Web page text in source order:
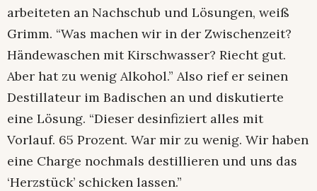
arbeiteten an Nachschub und Lösungen, weiß
Grimm. “Was machen wir in der Zwischenzeit?
Händewaschen mit Kirschwasser? Riecht gut.
Aber hat zu wenig Alkohol.” Also rief er seinen
Destillateur im Badischen an und diskutierte
eine Lösung. “Dieser desinfiziert alles mit
Vorlauf. 65 Prozent. War mir zu wenig. Wir haben
eine Charge nochmals destillieren und uns das
‘Herzstück’ schicken lassen.”